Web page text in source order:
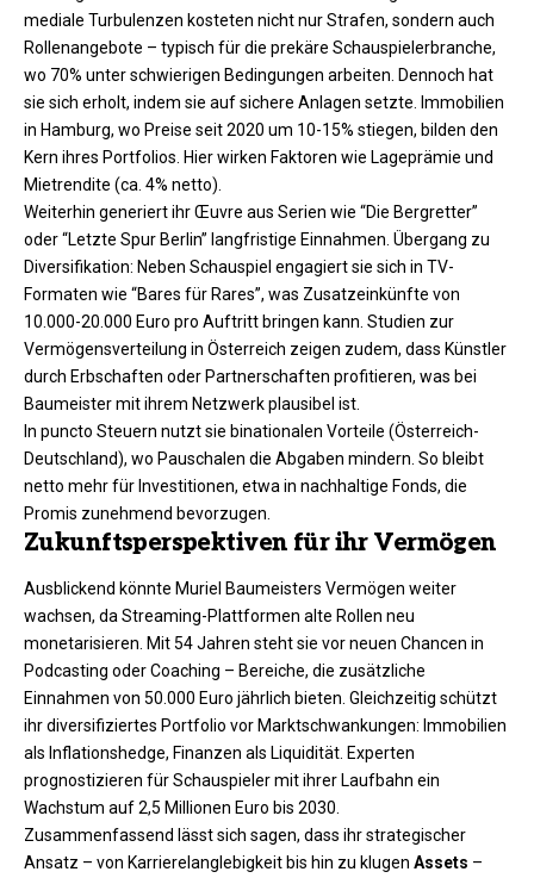
mediale Turbulenzen kosteten nicht nur Strafen, sondern auch
Rollenangebote – typisch für die prekäre Schauspielerbranche,
wo 70% unter schwierigen Bedingungen arbeiten. Dennoch hat
sie sich erholt, indem sie auf sichere Anlagen setzte. Immobilien
in Hamburg, wo Preise seit 2020 um 10-15% stiegen, bilden den
Kern ihres Portfolios. Hier wirken Faktoren wie Lageprämie und
Mietrendite (ca. 4% netto).
Weiterhin generiert ihr Œuvre aus Serien wie “Die Bergretter”
oder “Letzte Spur Berlin” langfristige Einnahmen. Übergang zu
Diversifikation: Neben Schauspiel engagiert sie sich in TV-
Formaten wie “Bares für Rares”, was Zusatzeinkünfte von
10.000-20.000 Euro pro Auftritt bringen kann. Studien zur
Vermögensverteilung in Österreich zeigen zudem, dass Künstler
durch Erbschaften oder Partnerschaften profitieren, was bei
Baumeister mit ihrem Netzwerk plausibel ist.
In puncto Steuern nutzt sie binationalen Vorteile (Österreich-
Deutschland), wo Pauschalen die Abgaben mindern. So bleibt
netto mehr für Investitionen, etwa in nachhaltige Fonds, die
Promis zunehmend bevorzugen.
Zukunftsperspektiven für ihr Vermögen
Ausblickend könnte Muriel Baumeisters Vermögen weiter
wachsen, da Streaming-Plattformen alte Rollen neu
monetarisieren. Mit 54 Jahren steht sie vor neuen Chancen in
Podcasting oder Coaching – Bereiche, die zusätzliche
Einnahmen von 50.000 Euro jährlich bieten. Gleichzeitig schützt
ihr diversifiziertes Portfolio vor Marktschwankungen: Immobilien
als Inflationshedge, Finanzen als Liquidität. Experten
prognostizieren für Schauspieler mit ihrer Laufbahn ein
Wachstum auf 2,5 Millionen Euro bis 2030.​
Zusammenfassend lässt sich sagen, dass ihr strategischer
Ansatz – von Karrierelanglebigkeit bis hin zu klugen Assets –